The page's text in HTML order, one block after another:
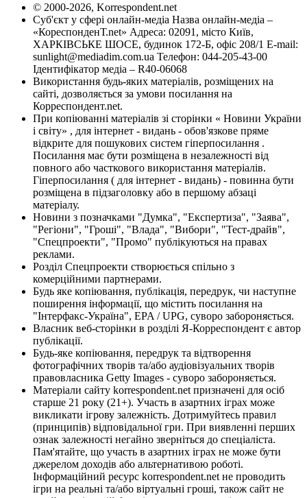
© 2000-2026, Korrespondent.net
Суб'єкт у сфері онлайн-медіа Назва онлайн-медіа –
«КореспонденТ.net» Адреса: 02091, місто Київ,
ХАРКІВСЬКЕ ШОСЕ, будинок 172-Б, офіс 208/1 E-mail:
sunlight@mediadim.com.ua Телефон: 044-205-43-00
Ідентифікатор медіа – R40-06068
Використання будь-яких матеріалів, розміщених на
сайті, дозволяється за умови посилання на
Корреспондент.net.
При копіюванні матеріалів зі сторінки « Новини України
і світу» , для інтернет - видань - обов'язкове пряме
відкрите для пошукових систем гіперпосилання .
Посилання має бути розміщена в незалежності від
повного або часткового використання матеріалів.
Гіперпосилання ( для інтернет - видань) - повинна бути
розміщена в підзаголовку або в першому абзаці
матеріалу.
Новини з позначками "Думка", "Експертиза", "Заява",
"Регіони", "Гроші", "Влада", "Вибори", "Тест-драйв",
"Спецпроекти", "Промо" публікуються на правах
реклами.
Розділ Спецпроекти створюється спільно з
комерційними партнерами.
Будь яке копіювання, публікація, передрук, чи наступне
поширення інформації, що містить посилання на
"Інтерфакс-Україна", EPA / UPG, суворо забороняється.
Власник веб-сторінки в розділі Я-Корреспондент є автор
публікації.
Будь-яке копіювання, передрук та відтворення
фотографічних творів та/або аудіовізуальних творів
правовласника Getty Images - суворо забороняється.
Матеріали сайту korrespondent.net призначені для осіб
старше 21 року (21+). Участь в азартних іграх може
викликати ігрову залежність. Дотримуйтесь правил
(принципів) відповідальної гри. При виявленні перших
ознак залежності негайно зверніться до спеціаліста.
Пам'ятайте, що участь в азартних іграх не може бути
джерелом доходів або альтернативою роботі.
Інформаційний ресурс korrespondent.net не проводить
ігри на реальні та/або віртуальні гроші, також сайт не